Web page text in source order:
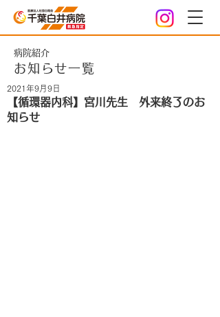
病院紹介
お知らせ一覧
【循環器内科】宮川先生 外来終了のお
知らせ
2021年9月9日